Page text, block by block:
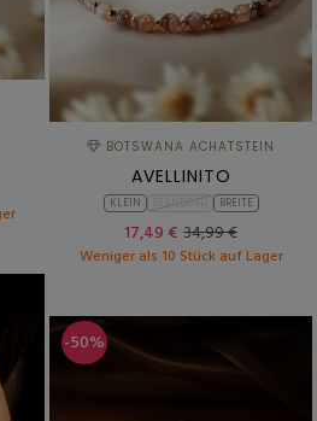
BOTSWANA ACHATSTEIN
AVELLINITO
KLEIN BREITE
17,49 € 34,99 €
Weniger als 10 Stück auf Lager
-50%